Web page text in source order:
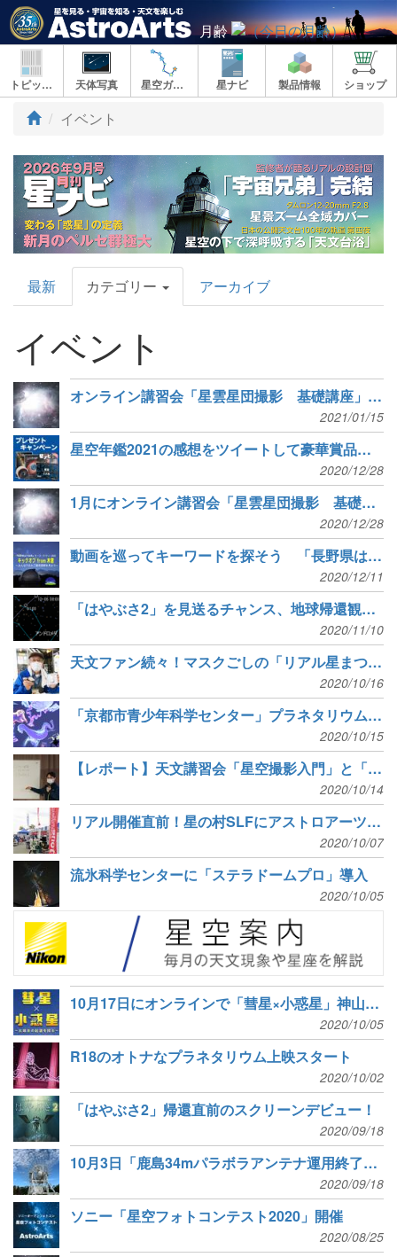
月齢
トピックス 天体写真 星空ガイド 星ナビ 製品情報 ショップ
イベント
AstroArts
Topics
最新 カテゴリー アーカイブ
イベント
オンライン講習会「星雲星団撮影 基礎講座」受付開始
2021/01/15
星空年鑑2021の感想をツイートして豪華賞品を当てよう
2020/12/28
1月にオンライン講習会「星雲星団撮影 基礎講座」を開催
2020/12/28
動画を巡ってキーワードを探そう 「長野県は宇宙県」キーワードラリー2020開催
2020/12/11
「はやぶさ2」を見送るチャンス、地球帰還観測キャンペーン実施
2020/11/10
天文ファン続々！マスクごしの「リアル星まつり」
2020/10/16
「京都市青少年科学センター」プラネタリウムがリニューアル
2020/10/15
【レポート】天文講習会「星空撮影入門」と「タイムラプス撮影入門」を開催
2020/10/14
リアル開催直前！星の村SLFにアストロアーツ出店
2020/10/07
流氷科学センターに「ステラドームプロ」導入
2020/10/05
10月17日にオンラインで「彗星×小惑星」神山天文台シンポジウム
2020/10/05
R18のオトナなプラネタリウム上映スタート
2020/10/02
「はやぶさ2」帰還直前のスクリーンデビュー！
2020/09/18
10月3日「鹿島34mパラボラアンテナ運用終了記念式典」開催
2020/09/18
ソニー「星空フォトコンテスト2020」開催
2020/08/25